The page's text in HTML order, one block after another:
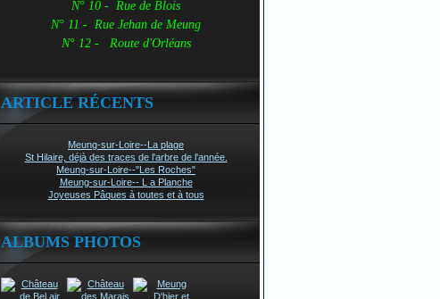
N° 10 - Rue de Blois
N° 11 - Rue Jehan de Meung
N° 12 - Route d'Orléans
ARTICLE RÉCENTS
Meung-sur-Loire--La plage
St Hilaire, déjà des traces de l'arbre de l'année.
Meung-sur-Loire--"Les Roches"
Meung-sur-Loire-- L a Planche
Joyeuses Pâques à toutes et à tous
ALBUMS PHOTOS